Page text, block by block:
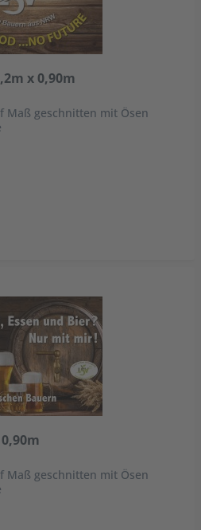
x 0,90m
Maß geschnitten mit Ösen
Maß geschnitten mit Ösen